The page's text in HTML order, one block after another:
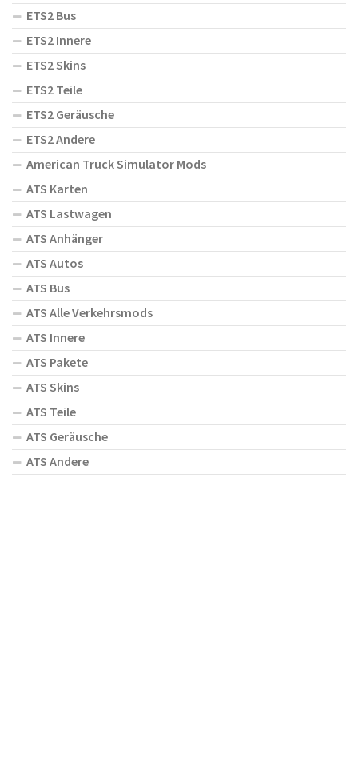
ETS2 Bus
ETS2 Innere
ETS2 Skins
ETS2 Teile
ETS2 Geräusche
ETS2 Andere
American Truck Simulator Mods
ATS Karten
ATS Lastwagen
ATS Anhänger
ATS Autos
ATS Bus
ATS Alle Verkehrsmods
ATS Innere
ATS Pakete
ATS Skins
ATS Teile
ATS Geräusche
ATS Andere